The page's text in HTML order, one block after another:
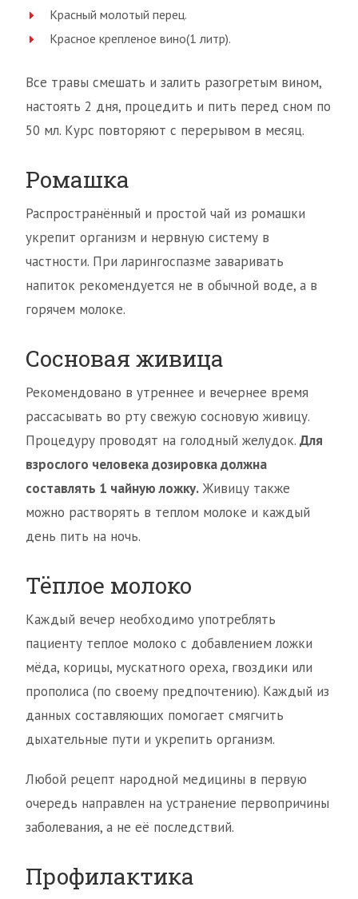
Красный молотый перец.
Красное крепленое вино(1 литр).
Все травы смешать и залить разогретым вином,
настоять 2 дня, процедить и пить перед сном по
50 мл. Курс повторяют с перерывом в месяц.
Ромашка
Распространённый и простой чай из ромашки
укрепит организм и нервную систему в
частности. При ларингоспазме заваривать
напиток рекомендуется не в обычной воде, а в
горячем молоке.
Сосновая живица
Рекомендовано в утреннее и вечернее время
рассасывать во рту свежую сосновую живицу.
Процедуру проводят на голодный желудок. Для
взрослого человека дозировка должна
составлять 1 чайную ложку. Живицу также
можно растворять в теплом молоке и каждый
день пить на ночь.
Тёплое молоко
Каждый вечер необходимо употреблять
пациенту теплое молоко с добавлением ложки
мёда, корицы, мускатного ореха, гвоздики или
прополиса (по своему предпочтению). Каждый из
данных составляющих помогает смягчить
дыхательные пути и укрепить организм.
Любой рецепт народной медицины в первую
очередь направлен на устранение первопричины
заболевания, а не её последствий.
Профилактика